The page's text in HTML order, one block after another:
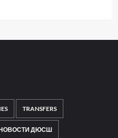
TRANSFERS
ДЮСШ